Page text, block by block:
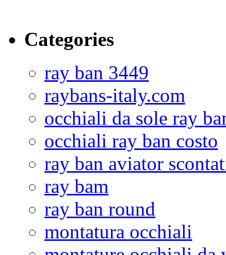
Categories
ray ban 3449
raybans-italy.com
occhiali da sole ray
occhiali ray ban costo
ray ban aviator
ray bam
ray ban round
montatura occhiali